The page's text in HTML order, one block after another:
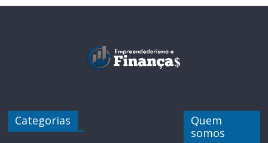
Categorias
Quem
somos